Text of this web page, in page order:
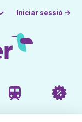
Iniciar sessió →